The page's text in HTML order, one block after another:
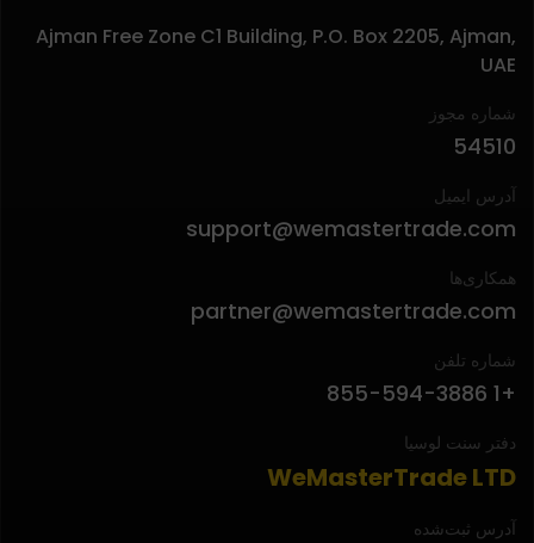
Ajman Free Zone C1 Building, P.O. Box 2205, Ajman,
UAE
شماره مجوز
54510
آدرس ایمیل
support@wemastertrade.com
همکاری‌ها
partner@wemastertrade.com
شماره تلفن
+1 855-594-3886
دفتر سنت لوسیا
WeMasterTrade LTD
آدرس ثبت‌شده